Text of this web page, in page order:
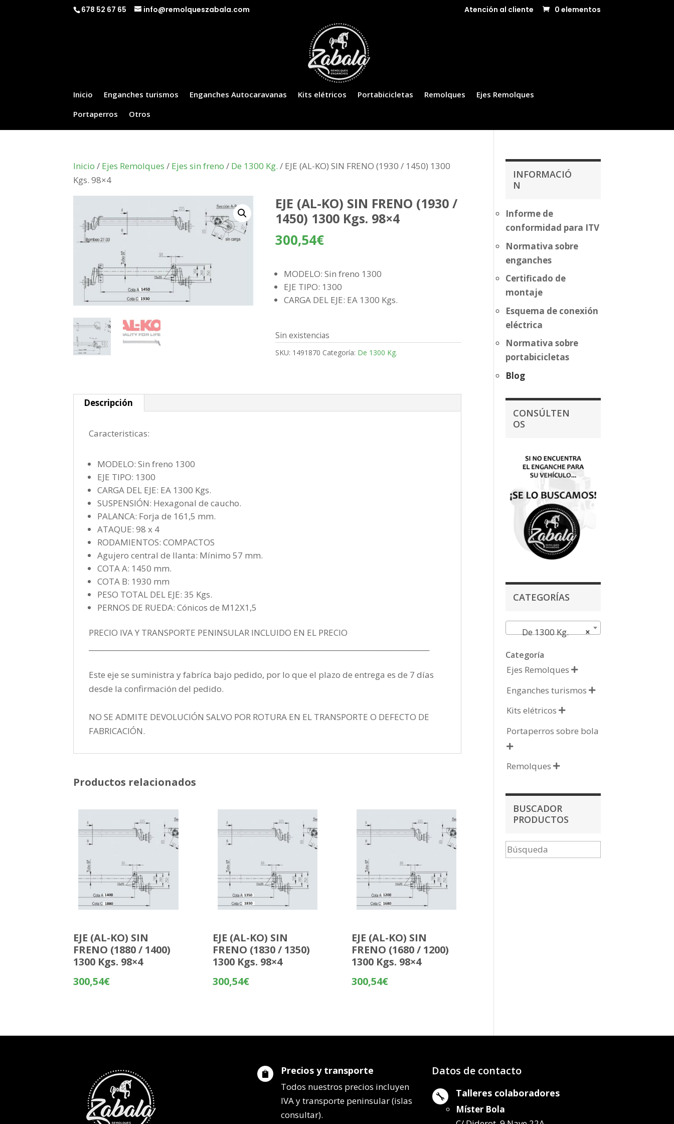
678 52 67 65 info@remolqueszabala.com Atención al cliente 0 elementos
Inicio Enganches turismos Enganches Autocaravanas Kits elétricos Portabicicletas Remolques
Ejes Remolques
Portaperros
Otros
Inicio / Ejes Remolques / Ejes sin freno / De 1300 Kg. / EJE (AL-KO) SIN FRENO (1930 / 1450) 1300
Kgs. 98×4
EJE (AL-KO) SIN FRENO (1930 /
1450) 1300 Kgs. 98×4
300,54€
MODELO: Sin freno 1300
EJE TIPO: 1300
CARGA DEL EJE: EA 1300 Kgs.
Sin existencias
SKU: 1491870 Categoría: De 1300 Kg.
Descripción
Caracteristicas:
MODELO: Sin freno 1300
EJE TIPO: 1300
CARGA DEL EJE: EA 1300 Kgs.
SUSPENSIÓN: Hexagonal de caucho.
PALANCA: Forja de 161,5 mm.
ATAQUE: 98 x 4
RODAMIENTOS: COMPACTOS
Agujero central de llanta: Mínimo 57 mm.
COTA A: 1450 mm.
COTA B: 1930 mm
PESO TOTAL DEL EJE: 35 Kgs.
PERNOS DE RUEDA: Cónicos de M12X1,5
PRECIO IVA Y TRANSPORTE PENINSULAR INCLUIDO EN EL PRECIO
Este eje se suministra y fabríca bajo pedido, por lo que el plazo de entrega es de 7 días
desde la confirmación del pedido.
NO SE ADMITE DEVOLUCIÓN SALVO POR ROTURA EN EL TRANSPORTE O DEFECTO DE
FABRICACIÓN.
Productos relacionados
EJE (AL-KO) SIN
FRENO (1880 / 1400)
1300 Kgs. 98×4
300,54€
EJE (AL-KO) SIN
FRENO (1830 / 1350)
1300 Kgs. 98×4
300,54€
EJE (AL-KO) SIN
FRENO (1680 / 1200)
1300 Kgs. 98×4
300,54€
INFORMACIÓ
N
Informe de
conformidad para ITV
Normativa sobre
enganches
Certificado de
montaje
Esquema de conexión
eléctrica
Normativa sobre
portabicicletas
Blog
CONSÚLTEN
OS
CATEGORÍAS
×
De 1300 Kg.
Categoría
Ejes Remolques 
Enganches turismos 
Kits elétricos 
Portaperros sobre bola

Remolques 
BUSCADOR
PRODUCTOS
 Precios y transporte
Todos nuestros precios incluyen
IVA y transporte peninsular (islas
consultar).
Datos de contacto
 Talleres colaboradores
Míster Bola